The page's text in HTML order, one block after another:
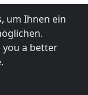
um Ihnen ein
you a better